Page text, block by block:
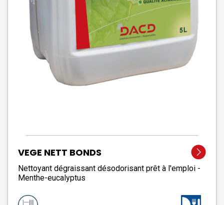
VEGE NETT BONDS
Nettoyant dégraissant désodorisant prêt à l'emploi -
Menthe-eucalyptus